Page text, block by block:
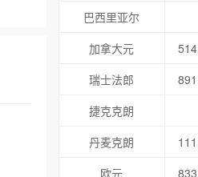
巴西里亚尔
加拿大元
瑞士法郎
捷克克朗
丹麦克朗
欧元